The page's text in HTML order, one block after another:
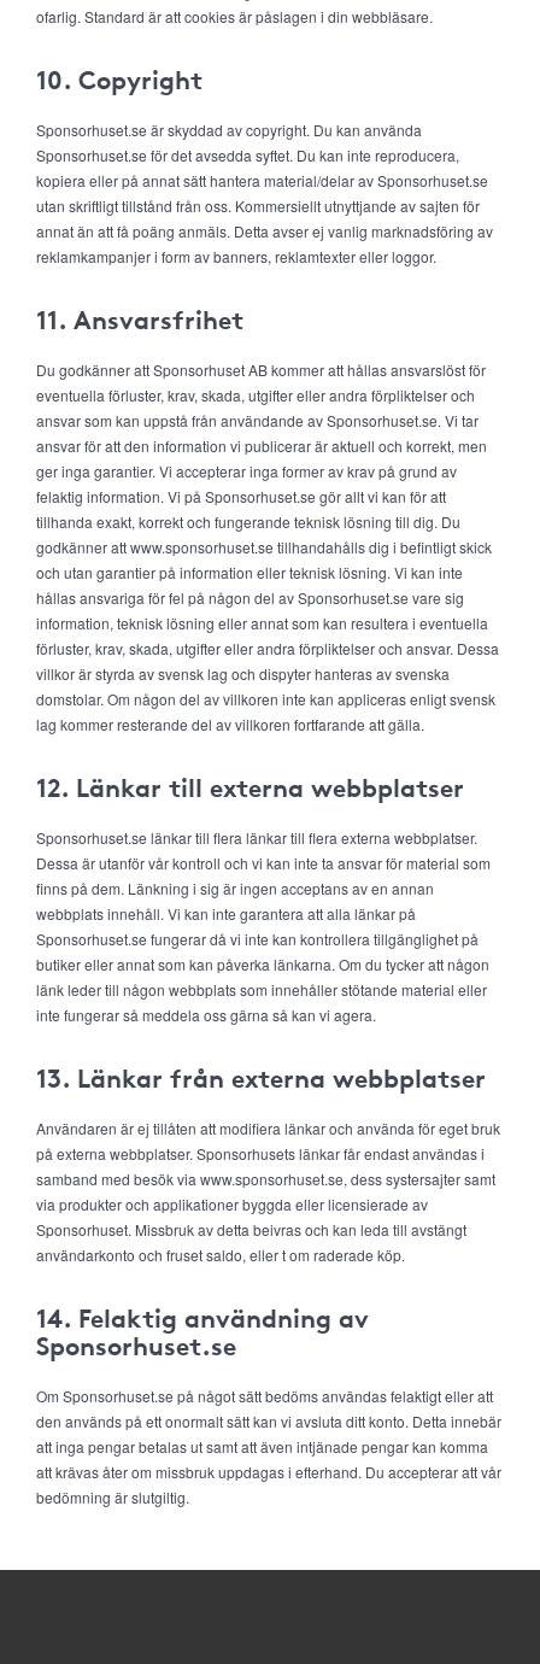
ofarlig. Standard är att cookies är påslagen i din webbläsare.
10. Copyright
Sponsorhuset.se är skyddad av copyright. Du kan använda
Sponsorhuset.se för det avsedda syftet. Du kan inte reproducera,
kopiera eller på annat sätt hantera material/delar av Sponsorhuset.se
utan skriftligt tillstånd från oss. Kommersiellt utnyttjande av sajten för
annat än att få poäng anmäls. Detta avser ej vanlig marknadsföring av
reklamkampanjer i form av banners, reklamtexter eller loggor.
11. Ansvarsfrihet
Du godkänner att Sponsorhuset AB kommer att hållas ansvarslöst för
eventuella förluster, krav, skada, utgifter eller andra förpliktelser och
ansvar som kan uppstå från användande av Sponsorhuset.se. Vi tar
ansvar för att den information vi publicerar är aktuell och korrekt, men
ger inga garantier. Vi accepterar inga former av krav på grund av
felaktig information. Vi på Sponsorhuset.se gör allt vi kan för att
tillhanda exakt, korrekt och fungerande teknisk lösning till dig. Du
godkänner att www.sponsorhuset.se tillhandahålls dig i befintligt skick
och utan garantier på information eller teknisk lösning. Vi kan inte
hållas ansvariga för fel på någon del av Sponsorhuset.se vare sig
information, teknisk lösning eller annat som kan resultera i eventuella
förluster, krav, skada, utgifter eller andra förpliktelser och ansvar. Dessa
villkor är styrda av svensk lag och dispyter hanteras av svenska
domstolar. Om någon del av villkoren inte kan appliceras enligt svensk
lag kommer resterande del av villkoren fortfarande att gälla.
12. Länkar till externa webbplatser
Sponsorhuset.se länkar till flera länkar till flera externa webbplatser.
Dessa är utanför vår kontroll och vi kan inte ta ansvar för material som
finns på dem. Länkning i sig är ingen acceptans av en annan
webbplats innehåll. Vi kan inte garantera att alla länkar på
Sponsorhuset.se fungerar då vi inte kan kontrollera tillgänglighet på
butiker eller annat som kan påverka länkarna. Om du tycker att någon
länk leder till någon webbplats som innehåller stötande material eller
inte fungerar så meddela oss gärna så kan vi agera.
13. Länkar från externa webbplatser
Användaren är ej tillåten att modifiera länkar och använda för eget bruk
på externa webbplatser. Sponsorhusets länkar får endast användas i
samband med besök via www.sponsorhuset.se, dess systersajter samt
via produkter och applikationer byggda eller licensierade av
Sponsorhuset. Missbruk av detta beivras och kan leda till avstängt
användarkonto och fruset saldo, eller t om raderade köp.
14. Felaktig användning av
Sponsorhuset.se
Om Sponsorhuset.se på något sätt bedöms användas felaktigt eller att
den används på ett onormalt sätt kan vi avsluta ditt konto. Detta innebär
att inga pengar betalas ut samt att även intjänade pengar kan komma
att krävas åter om missbruk uppdagas i efterhand. Du accepterar att vår
bedömning är slutgiltig.